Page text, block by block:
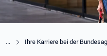
Ihre Karriere bei der